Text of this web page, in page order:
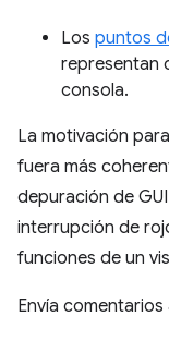
Los puntos
representan
consola.
La motivación
fuera más
depuración de
interrupción de
funciones de un
Envía comentarios